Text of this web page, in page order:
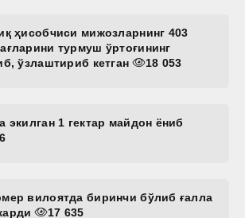
ҳисобчиси мижозларнинг 403
турмуш ўртоғининг
ўзлаштириб кетган
18 053
экилган 1 гектар майдон ёниб
вилоятда биринчи бўлиб ғалла
17 635